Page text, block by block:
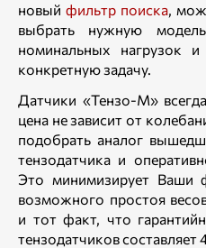
новый фильтр поиска,
выбрать нужную
номинальных нагрузок
конкретную задачу.
Датчики «Тензо-М»
цена не зависит от
подобрать аналог
тензодатчика и
Это минимизирует Ваши
возможного простоя
и тот факт, что
тензодатчиков составляет